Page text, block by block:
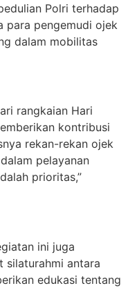
Polri terhadap
para pengemudi ojek
dalam mobilitas
rangkaian Hari
kontribusi
rekan-rekan ojek
pelayanan
prioritas,”
ini juga
silaturahmi antara
edukasi tentang